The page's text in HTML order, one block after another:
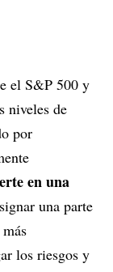
el S&P 500 y
niveles de
por
en una
una parte
los riesgos y